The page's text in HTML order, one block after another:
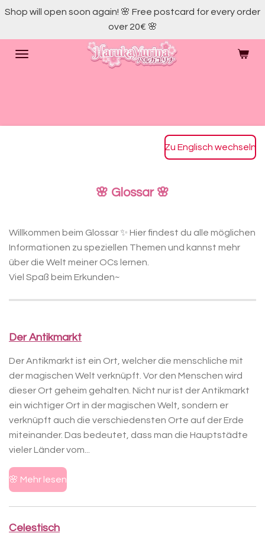
Skip
main
content
Shop will open soon again! 🌸 Free postcard for every order
over 20€ 🌸
Zu Englisch wechseln
🌸 Glossar 🌸
Willkommen beim Glossar ✨ Hier findest du alle möglichen
Informationen zu speziellen Themen und kannst mehr
über die Welt meiner OCs lernen.
Viel Spaß beim Erkunden~
Der Antikmarkt
Der Antikmarkt ist ein Ort, welcher die menschliche mit
der magischen Welt verknüpft. Vor den Menschen wird
dieser Ort geheim gehalten. Nicht nur ist der Antikmarkt
ein wichtiger Ort in der magischen Welt, sondern er
verknüpft auch die verschiedensten Orte auf der Erde
miteinander. Das bedeutet, dass man die Hauptstädte
vieler Länder vom...
🌸 Mehr lesen
Celestisch